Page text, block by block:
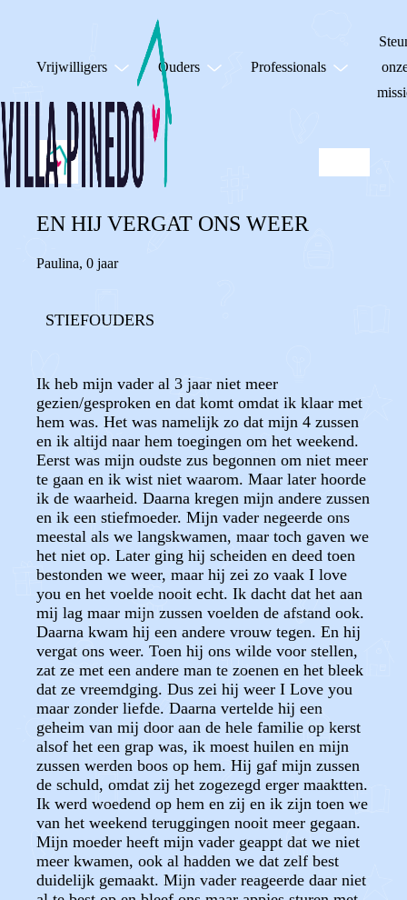
Vrijwilligers Ouders Professionals
EN HIJ VERGAT ONS WEER
Paulina, 0 jaar
STIEFOUDERS
Ik heb mijn vader al 3 jaar niet meer
gezien/gesproken en dat komt omdat ik klaar met
hem was. Het was namelijk zo dat mijn 4 zussen
en ik altijd naar hem toegingen om het weekend.
Eerst was mijn oudste zus begonnen om niet meer
te gaan en ik wist niet waarom. Maar later hoorde
ik de waarheid. Daarna kregen mijn andere zussen
en ik een stiefmoeder. Mijn vader negeerde ons
meestal als we langskwamen, maar toch gaven we
het niet op. Later ging hij scheiden en deed toen
bestonden we weer, maar hij zei zo vaak I love
you en het voelde nooit echt. Ik dacht dat het aan
mij lag maar mijn zussen voelden de afstand ook.
Daarna kwam hij een andere vrouw tegen. En hij
vergat ons weer. Toen hij ons wilde voor stellen,
zat ze met een andere man te zoenen en het bleek
dat ze vreemdging. Dus zei hij weer I Love you
maar zonder liefde. Daarna vertelde hij een
geheim van mij door aan de hele familie op kerst
alsof het een grap was, ik moest huilen en mijn
zussen werden boos op hem. Hij gaf mijn zussen
de schuld, omdat zij het zogezegd erger maaktten.
Ik werd woedend op hem en zij en ik zijn toen we
van het weekend teruggingen nooit meer gegaan.
Mijn moeder heeft mijn vader geappt dat we niet
meer kwamen, ook al hadden we dat zelf best
duidelijk gemaakt. Mijn vader reageerde daar niet